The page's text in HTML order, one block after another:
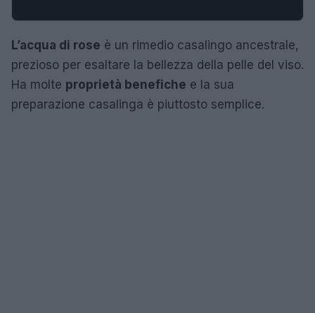
L’acqua di rose è un rimedio casalingo ancestrale,
prezioso per esaltare la bellezza della pelle del viso.
Ha molte proprietà benefiche e la sua
preparazione casalinga è piuttosto semplice.